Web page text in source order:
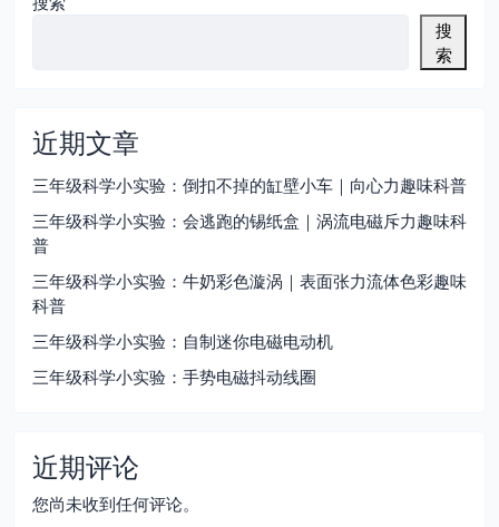
搜
索
近期文章
三年级科学小实验：倒扣不掉的缸壁小车｜向心力趣味科普
三年级科学小实验：会逃跑的锡纸盒｜涡流电磁斥力趣味科
普
三年级科学小实验：牛奶彩色漩涡｜表面张力流体色彩趣味
科普
三年级科学小实验：自制迷你电磁电动机
三年级科学小实验：手势电磁抖动线圈
近期评论
您尚未收到任何评论。